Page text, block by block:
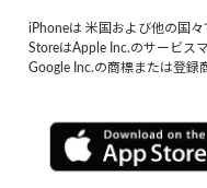
iPhoneは 米国および他の国
StoreはApple Inc.のサービス
Google Inc.の商標または登録